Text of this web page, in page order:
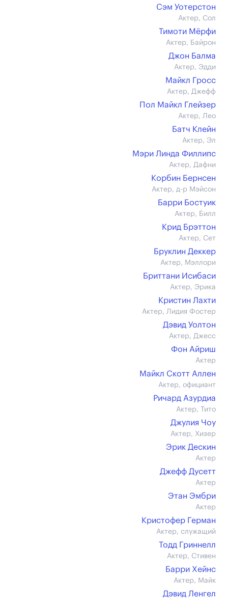
Сэм Уотерстон
Актер, Сол
Тимоти Мёрфи
Актер, Байрон
Джон Балма
Актер, Эдди
Майкл Гросс
Актер, Джефф
Пол Майкл Глейзер
Актер, Лео
Батч Клейн
Актер, Эл
Мэри Линда Филлипс
Актер, Дафни
Корбин Бернсен
Актер, д-р Мэйсон
Барри Бостуик
Актер, Билл
Крид Брэттон
Актер, Сет
Бруклин Деккер
Актер, Мэллори
Бриттани Исибаси
Актер, Эрика
Кристин Лахти
Актер, Лидия Фостер
Дэвид Уолтон
Актер, Джесс
Фон Айриш
Актер
Майкл Скотт Аллен
Актер, официант
Ричард Азурдиа
Актер, Тито
Джулия Чоу
Актер, Хизер
Эрик Дескин
Актер
Джефф Дусетт
Актер
Этан Эмбри
Актер
Кристофер Герман
Актер, служащий
Тодд Гриннелл
Актер, Стивен
Барри Хейнс
Актер, Майк
Дэвид Ленгел